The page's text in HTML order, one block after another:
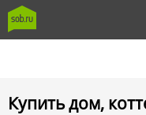
Купить дом,